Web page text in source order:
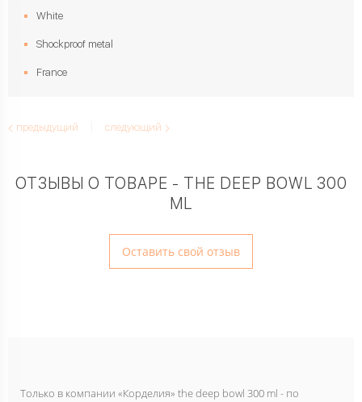
White
Shockproof metal
France
предыдущий следующий
ОТЗЫВЫ О ТОВАРЕ - THE DEEP BOWL 300
ML
Оставить свой отзыв
Только в компании «Корделия» the deep bowl 300 ml - по